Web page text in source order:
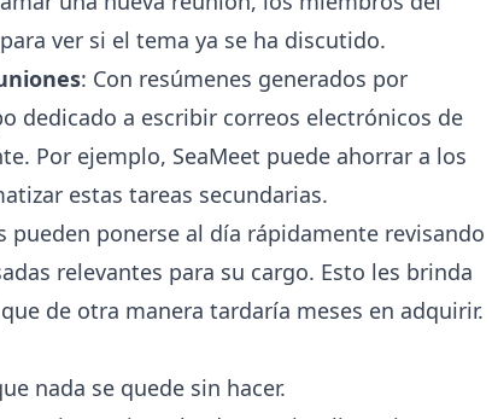
ver si el tema ya se ha discutido.
: Con resúmenes generados por
dedicado a escribir correos electrónicos de
Por ejemplo, SeaMeet puede ahorrar a los
estas tareas secundarias.
pueden ponerse al día rápidamente revisando
relevantes para su cargo. Esto les brinda
de otra manera tardaría meses en adquirir.
nada se quede sin hacer.